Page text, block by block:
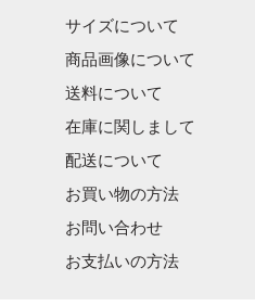
サイズについて
商品画像について
送料について
在庫に関しまして
配送について
お買い物の方法
お問い合わせ
お支払いの方法